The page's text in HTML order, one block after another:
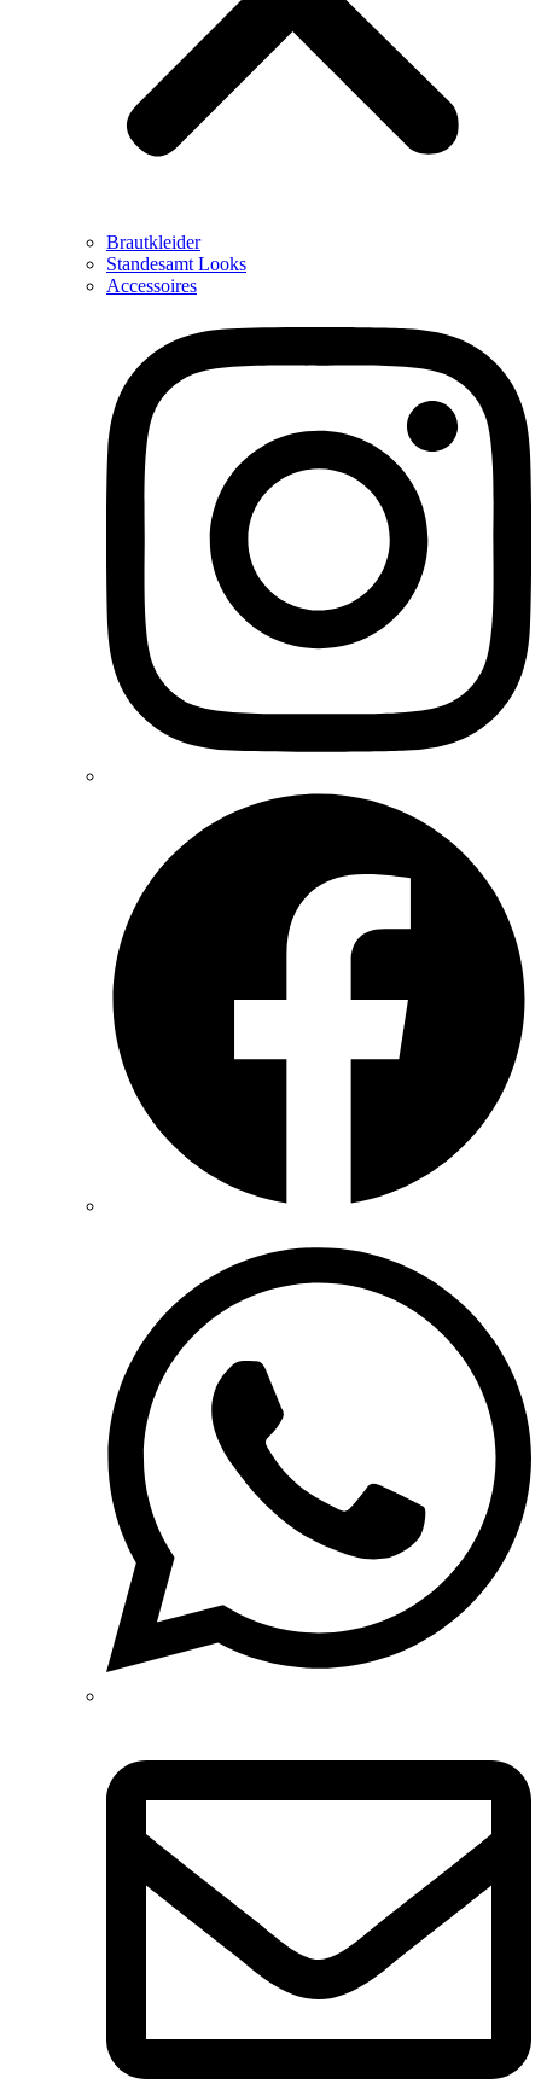
Brautkleider
Standesamt Looks
Accessoires